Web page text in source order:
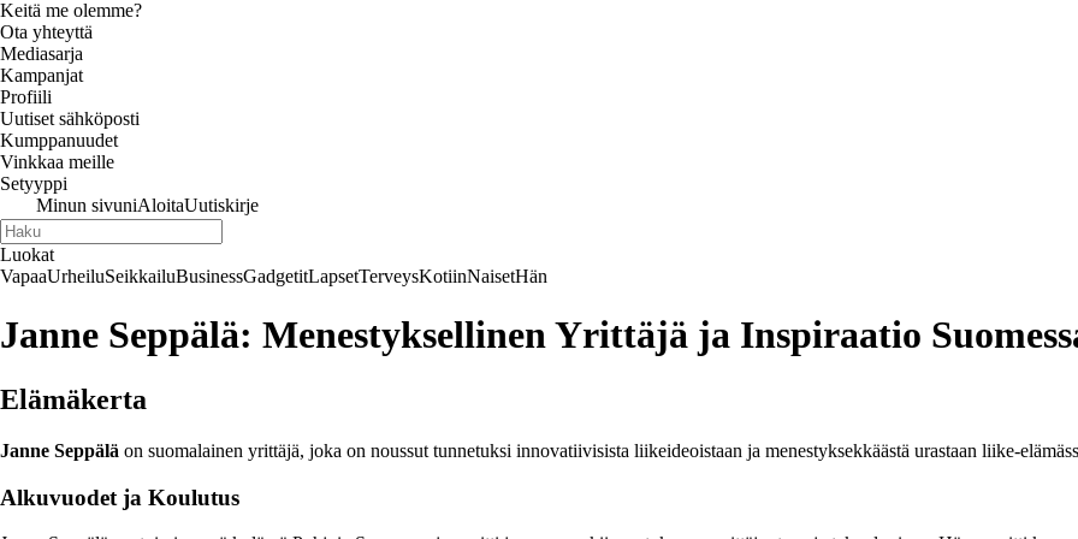
Keitä me olemme?
Ota yhteyttä
Mediasarja
Kampanjat
Profiili
Uutiset sähköposti
Kumppanuudet
Vinkkaa meille
Setyyppi
Minun sivuniAloitaUutiskirje
Luokat
VapaaUrheiluSeikkailuBusinessGadgetitLapsetTerveysKotiinNaisetHän
Janne Seppälä: Menestyksellinen Yrittäjä ja Inspiraatio
Elämäkerta
Janne Seppälä on suomalainen yrittäjä, joka on noussut tunnetuksi innovatiivisista liikeideoistaan ja menestyksekkäästä urastaan liike-
Alkuvuodet ja Koulutus